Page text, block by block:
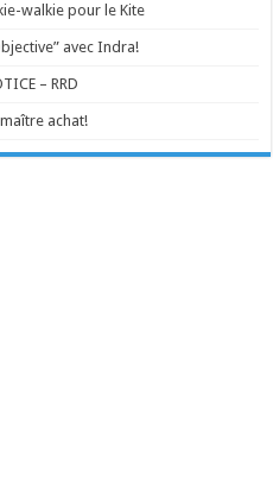
walkie pour le Kite
avec Indra!
– RRD
maître achat!